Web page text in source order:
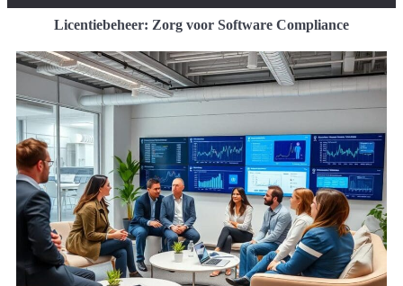
Licentiebeheer: Zorg voor Software Compliance